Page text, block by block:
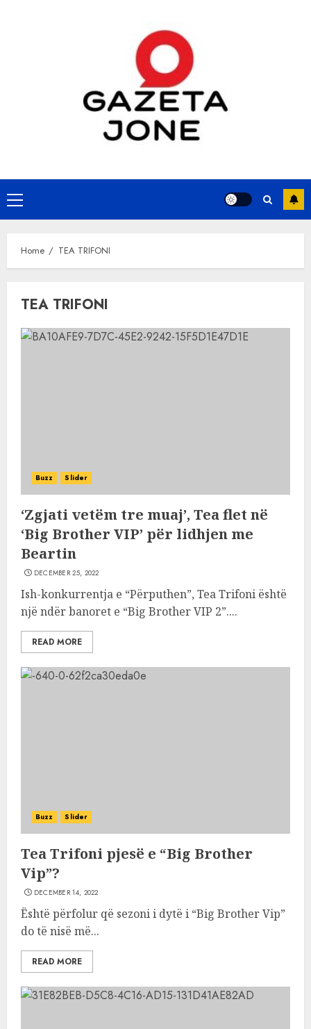
Primary
Menu
Home TEA TRIFONI
TEA TRIFONI
Buzz Slider
‘Zgjati vetëm tre muaj’, Tea flet në
‘Big Brother VIP’ për lidhjen me
Beartin
DECEMBER 25, 2022
Ish-konkurrentja e “Përputhen”, Tea Trifoni është
një ndër banoret e “Big Brother VIP 2”....
READ MORE
Buzz Slider
Tea Trifoni pjesë e “Big Brother
Vip”?
DECEMBER 14, 2022
Është përfolur që sezoni i dytë i “Big Brother Vip”
do të nisë më...
READ MORE